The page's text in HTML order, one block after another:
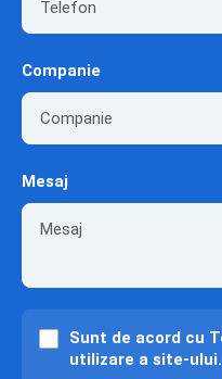
Companie
Mesaj
Sunt de acord cu
utilizare a site-ului.